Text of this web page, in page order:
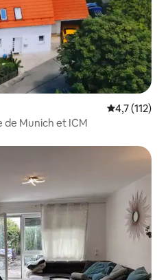
Note
4,7 (112)
de Munich et ICM